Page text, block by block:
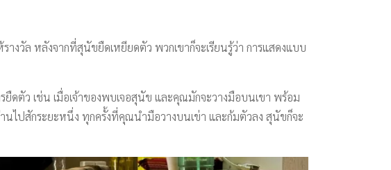
างวัล หลังจากที่สุนัขยืดเหยียดตัว พวกเขาก็จะเรียนรู้ว่า การแสดงแบบ
ดตัว เช่น เมื่อเจ้าของพบเจอสุนัข และคุณมักจะวางมือบนเขา พร้อม
ไปสักระยะหนึ่ง ทุกครั้งที่คุณนำมือวางบนเข่า และก้มตัวลง สุนัขก็จะ